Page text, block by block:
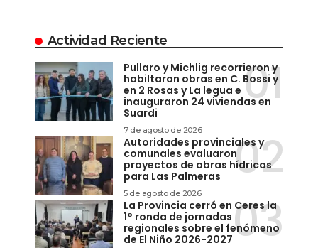
Actividad Reciente
Pullaro y Michlig recorrieron y
habiltaron obras en C. Bossi y
en 2 Rosas y La legua e
inauguraron 24 viviendas en
Suardi
7 de agosto de 2026
Autoridades provinciales y
comunales evaluaron
proyectos de obras hídricas
para Las Palmeras
5 de agosto de 2026
La Provincia cerró en Ceres la
1° ronda de jornadas
regionales sobre el fenómeno
de El Niño 2026-2027